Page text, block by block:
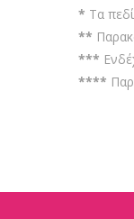
* Τα
**
***
****